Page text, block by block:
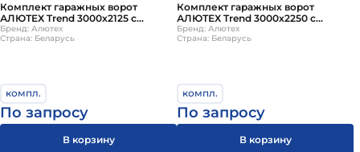
Комплект гаражных ворот
АЛЮТЕХ Trend 3000х2125 с
ручным управлением
Бренд: Алютех
Страна: Беларусь
компл.
По запросу
В корзину
Комплект гаражных ворот
АЛЮТЕХ Trend 3000х2250 с
ручным управлением
Бренд: Алютех
Страна: Беларусь
компл.
По запросу
В корзину